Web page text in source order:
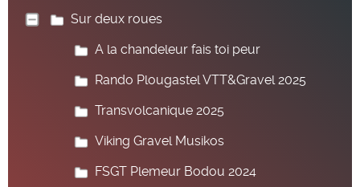
Sur deux roues
A la chandeleur fais toi peur
Rando Plougastel VTT&Gravel 2025
Transvolcanique 2025
Viking Gravel Musikos
FSGT Plemeur Bodou 2024